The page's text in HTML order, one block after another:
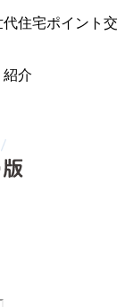
住宅ポイント交
紹介